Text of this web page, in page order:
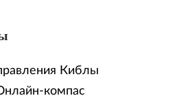
Киблы
компас